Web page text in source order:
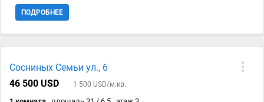
ПОДРОБНЕЕ
Сосниных Семьи ул., 6
46 500 USD
1 500 USD/м.кв.